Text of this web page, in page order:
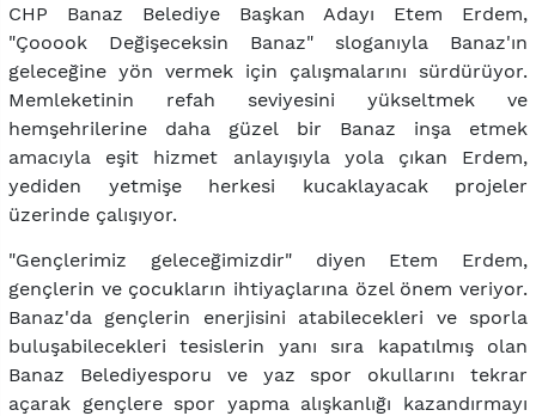
CHP Banaz Belediye Başkan Adayı Etem Erdem,
"Çooook Değişeceksin Banaz" sloganıyla Banaz'ın
geleceğine yön vermek için çalışmalarını sürdürüyor.
Memleketinin refah seviyesini yükseltmek ve
hemşehrilerine daha güzel bir Banaz inşa etmek
amacıyla eşit hizmet anlayışıyla yola çıkan Erdem,
yediden yetmişe herkesi kucaklayacak projeler
üzerinde çalışıyor.
"Gençlerimiz geleceğimizdir" diyen Etem Erdem,
gençlerin ve çocukların ihtiyaçlarına özel önem veriyor.
Banaz'da gençlerin enerjisini atabilecekleri ve sporla
buluşabilecekleri tesislerin yanı sıra kapatılmış olan
Banaz Belediyesporu ve yaz spor okullarını tekrar
açarak gençlere spor yapma alışkanlığı kazandırmayı